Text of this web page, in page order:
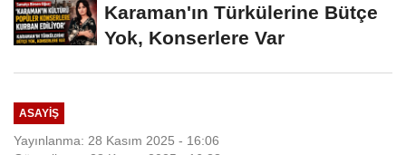
Karaman'ın Türkülerine Bütçe
Yok, Konserlere Var
ASAYIŞ
Yayınlanma: 28 Kasım 2025 - 16:06